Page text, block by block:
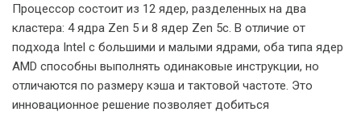
Процессор состоит из 12 ядер, разделенных на два
кластера: 4 ядра Zen 5 и 8 ядер Zen 5c. В отличие от
подхода Intel с большими и малыми ядрами, оба типа ядер
AMD способны выполнять одинаковые инструкции, но
отличаются по размеру кэша и тактовой частоте. Это
инновационное решение позволяет добиться